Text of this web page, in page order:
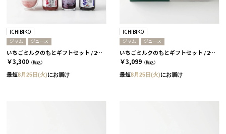
ICHIBIKO
ジャム ジュース
いちごミルクのもとギフトセット / 2本 / いちご・ぶるーべりー［ICHIBIKO］
￥3,300 （税込）
最短8月25日(火)にお届け
ICHIBIKO
ジャム ジュース
いちごミルクのもとギフトセット / 2本 / いちご［ICHIBIKO］
￥3,099 （税込）
最短8月25日(火)にお届け